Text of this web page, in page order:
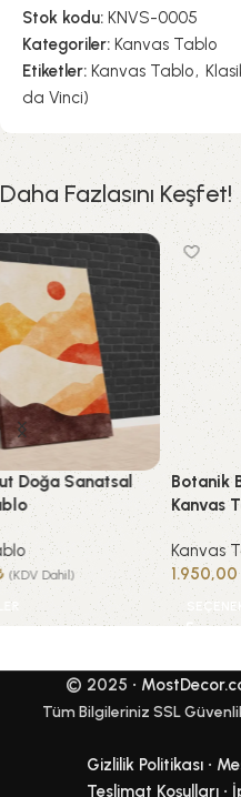
Stok kodu: KNVS-0005
Kategoriler: Kanvas Tablo
Etiketler: Kanvas Tablo,
da Vinci)
Daha Fazlasını Keşfet!
Botanik Bitkiler Sanatsal
Kanvas Tablo
Kanvas Tablo
1.950,00 ₺
(KDV Dahil)
SEÇENEKLER
© 2025 •
Tüm Bilgileriniz SSL
Gizlilik Politikası •
Teslimat Koşulları•